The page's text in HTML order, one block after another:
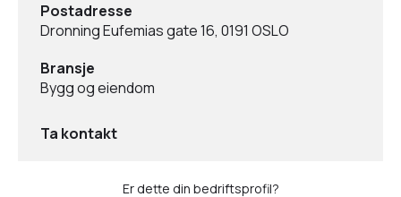
Postadresse
Dronning Eufemias gate 16, 0191 OSLO
Bransje
Bygg og eiendom
Ta kontakt
Er dette din bedriftsprofil?